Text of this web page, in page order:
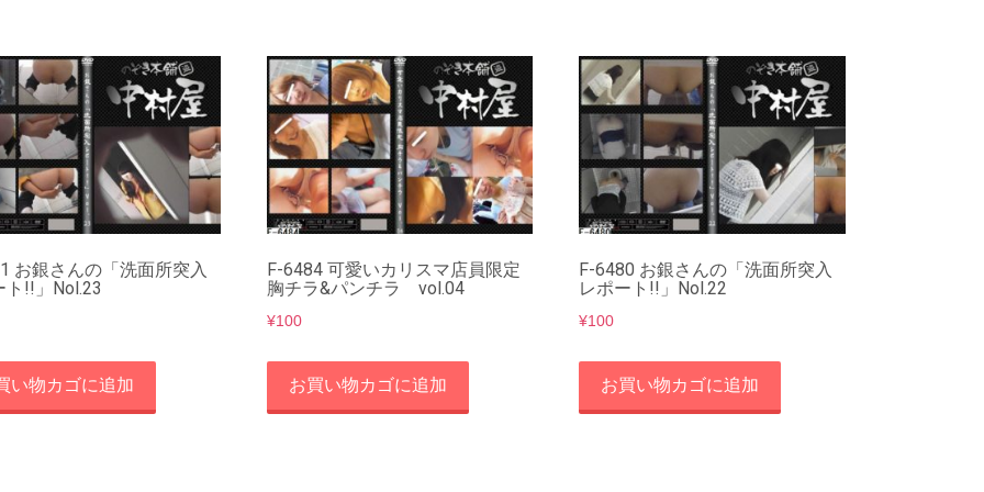
お銀さんの「洗面所突入
ト!!」Nol.23
い物カゴに追加
F-6484 可愛いカリスマ店員限定
胸チラ&パンチラ vol.04
¥100
お買い物カゴに追加
F-6480 お銀さんの「洗面所突入
レポート!!」Nol.22
¥100
お買い物カゴに追加